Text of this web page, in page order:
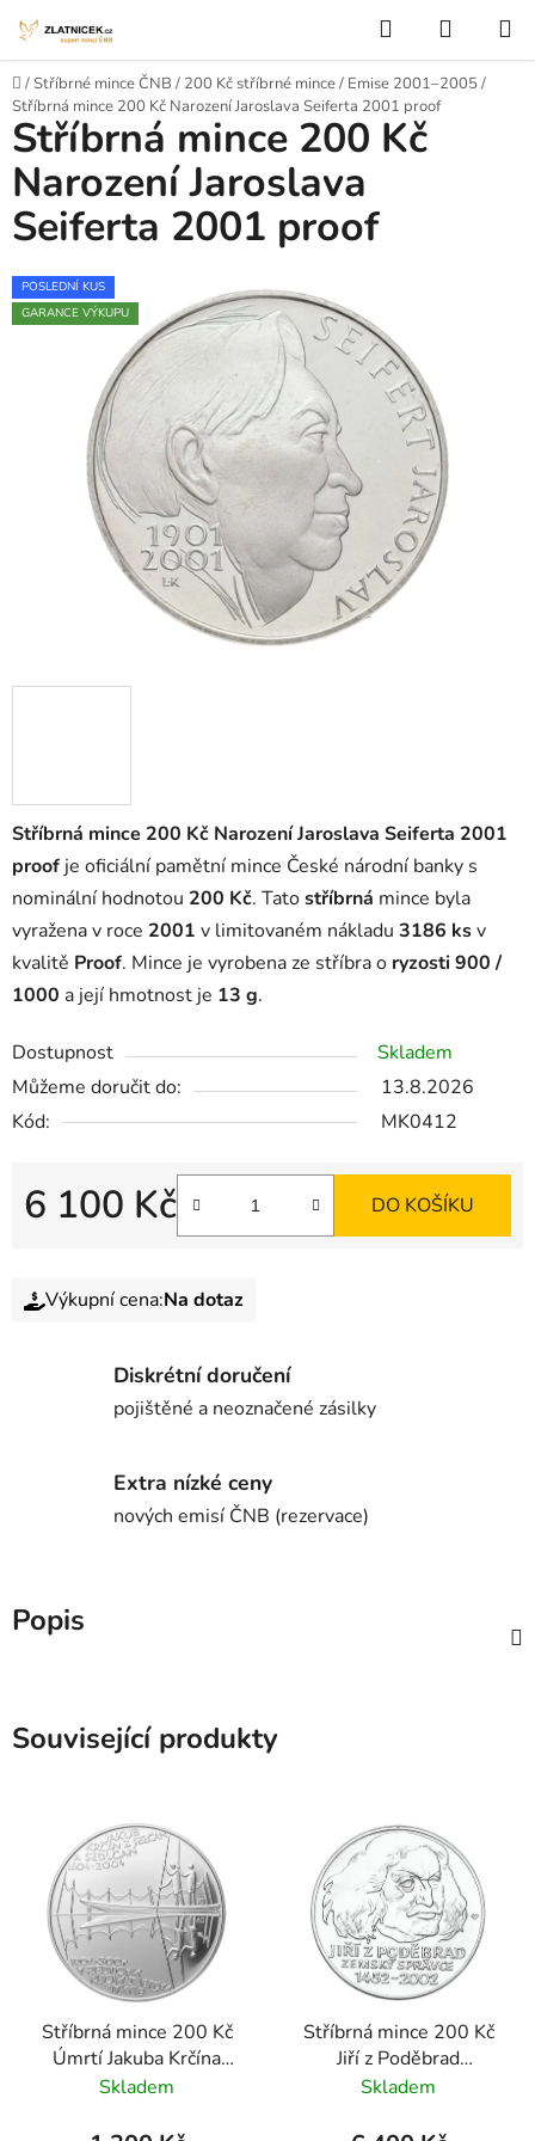
Hledat
Domů
/Stříbrné mince ČNB / 200 Kč stříbrné mince/ Emise 2001–2005/
Stříbrná mince 200 Kč Narození Jaroslava Seiferta 2001 proof
Stříbrná mince 200 Kč Narození Jaroslava Seiferta 2001
proof je oficiální pamětní mince České národní banky s
nominální hodnotou 200 Kč. Tatostříbrná mince byla
vyražena v roce 2001 v limitovaném nákladu 3186 ksv
kvalitě Proof. Mince je vyrobena ze stříbra o ryzosti 900 /
1000 a její hmotnost je 13 g.
Dostupnost
Skladem
Můžeme doručit do:
13.8.2026
Kód:
MK0412
6 100 Kč DO KOŠÍKU
Výkupní cena:Na dotaz
Stříbrná mince 200 Kč
Narození Jaroslava
Seiferta 2001 proof
POSLEDNÍ KUS
GARANCE VÝKUPU
Diskrétní doručení
pojištěné a neoznačené zásilky
Extra nízké ceny
nových emisí ČNB (rezervace)
Popis
Související produkty
Stříbrná mince 200 Kč
Úmrtí Jakuba Krčína
z Jelčan a Sedlčan 2004
Skladem
Stříbrná mince 200 Kč
Jiří z Poděbrad
ustanoven zemským
Skladem